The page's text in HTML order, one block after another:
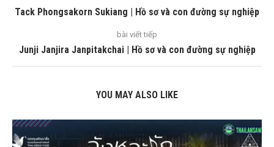
Tack Phongsakorn Sukiang | Hồ sơ và con đường sự nghiệp
bài viết tiếp
Junji Janjira Janpitakchai | Hồ sơ và con đường sự nghiệp
YOU MAY ALSO LIKE